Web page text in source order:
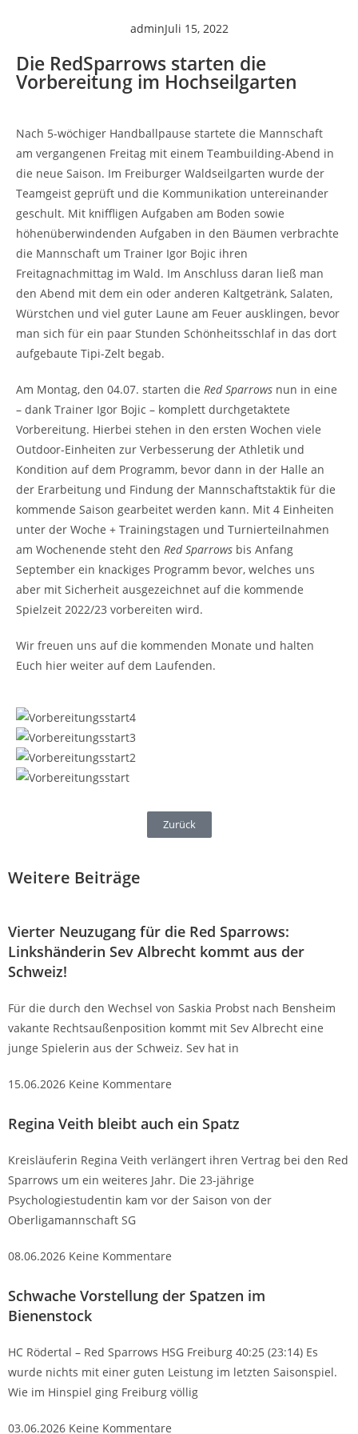
adminJuli 15, 2022
Die RedSparrows starten die
Vorbereitung im Hochseilgarten
Nach 5-wöchiger Handballpause startete die Mannschaft
am vergangenen Freitag mit einem Teambuilding-Abend in
die neue Saison. Im Freiburger Waldseilgarten wurde der
Teamgeist geprüft und die Kommunikation untereinander
geschult. Mit kniffligen Aufgaben am Boden sowie
höhenüberwindenden Aufgaben in den Bäumen verbrachte
die Mannschaft um Trainer Igor Bojic ihren
Freitagnachmittag im Wald. Im Anschluss daran ließ man
den Abend mit dem ein oder anderen Kaltgetränk, Salaten,
Würstchen und viel guter Laune am Feuer ausklingen, bevor
man sich für ein paar Stunden Schönheitsschlaf in das dort
aufgebaute Tipi-Zelt begab.
Am Montag, den 04.07. starten die Red Sparrows nun in eine
– dank Trainer Igor Bojic – komplett durchgetaktete
Vorbereitung. Hierbei stehen in den ersten Wochen viele
Outdoor-Einheiten zur Verbesserung der Athletik und
Kondition auf dem Programm, bevor dann in der Halle an
der Erarbeitung und Findung der Mannschaftstaktik für die
kommende Saison gearbeitet werden kann. Mit 4 Einheiten
unter der Woche + Trainingstagen und Turnierteilnahmen
am Wochenende steht den Red Sparrows bis Anfang
September ein knackiges Programm bevor, welches uns
aber mit Sicherheit ausgezeichnet auf die kommende
Spielzeit 2022/23 vorbereiten wird.
Wir freuen uns auf die kommenden Monate und halten
Euch hier weiter auf dem Laufenden.
Zurück
Weitere Beiträge
Vierter Neuzugang für die Red Sparrows:
Linkshänderin Sev Albrecht kommt aus der
Schweiz!
Für die durch den Wechsel von Saskia Probst nach Bensheim
vakante Rechtsaußenposition kommt mit Sev Albrecht eine
junge Spielerin aus der Schweiz. Sev hat in
15.06.2026 Keine Kommentare
Regina Veith bleibt auch ein Spatz
Kreisläuferin Regina Veith verlängert ihren Vertrag bei den Red
Sparrows um ein weiteres Jahr. Die 23-jährige
Psychologiestudentin kam vor der Saison von der
Oberligamannschaft SG
08.06.2026 Keine Kommentare
Schwache Vorstellung der Spatzen im
Bienenstock
HC Rödertal – Red Sparrows HSG Freiburg 40:25 (23:14) Es
wurde nichts mit einer guten Leistung im letzten Saisonspiel.
Wie im Hinspiel ging Freiburg völlig
03.06.2026 Keine Kommentare